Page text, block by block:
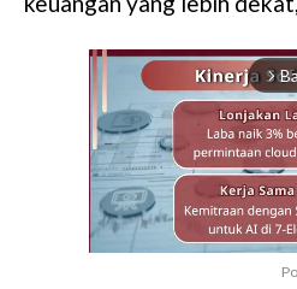
arrow_forward_ios